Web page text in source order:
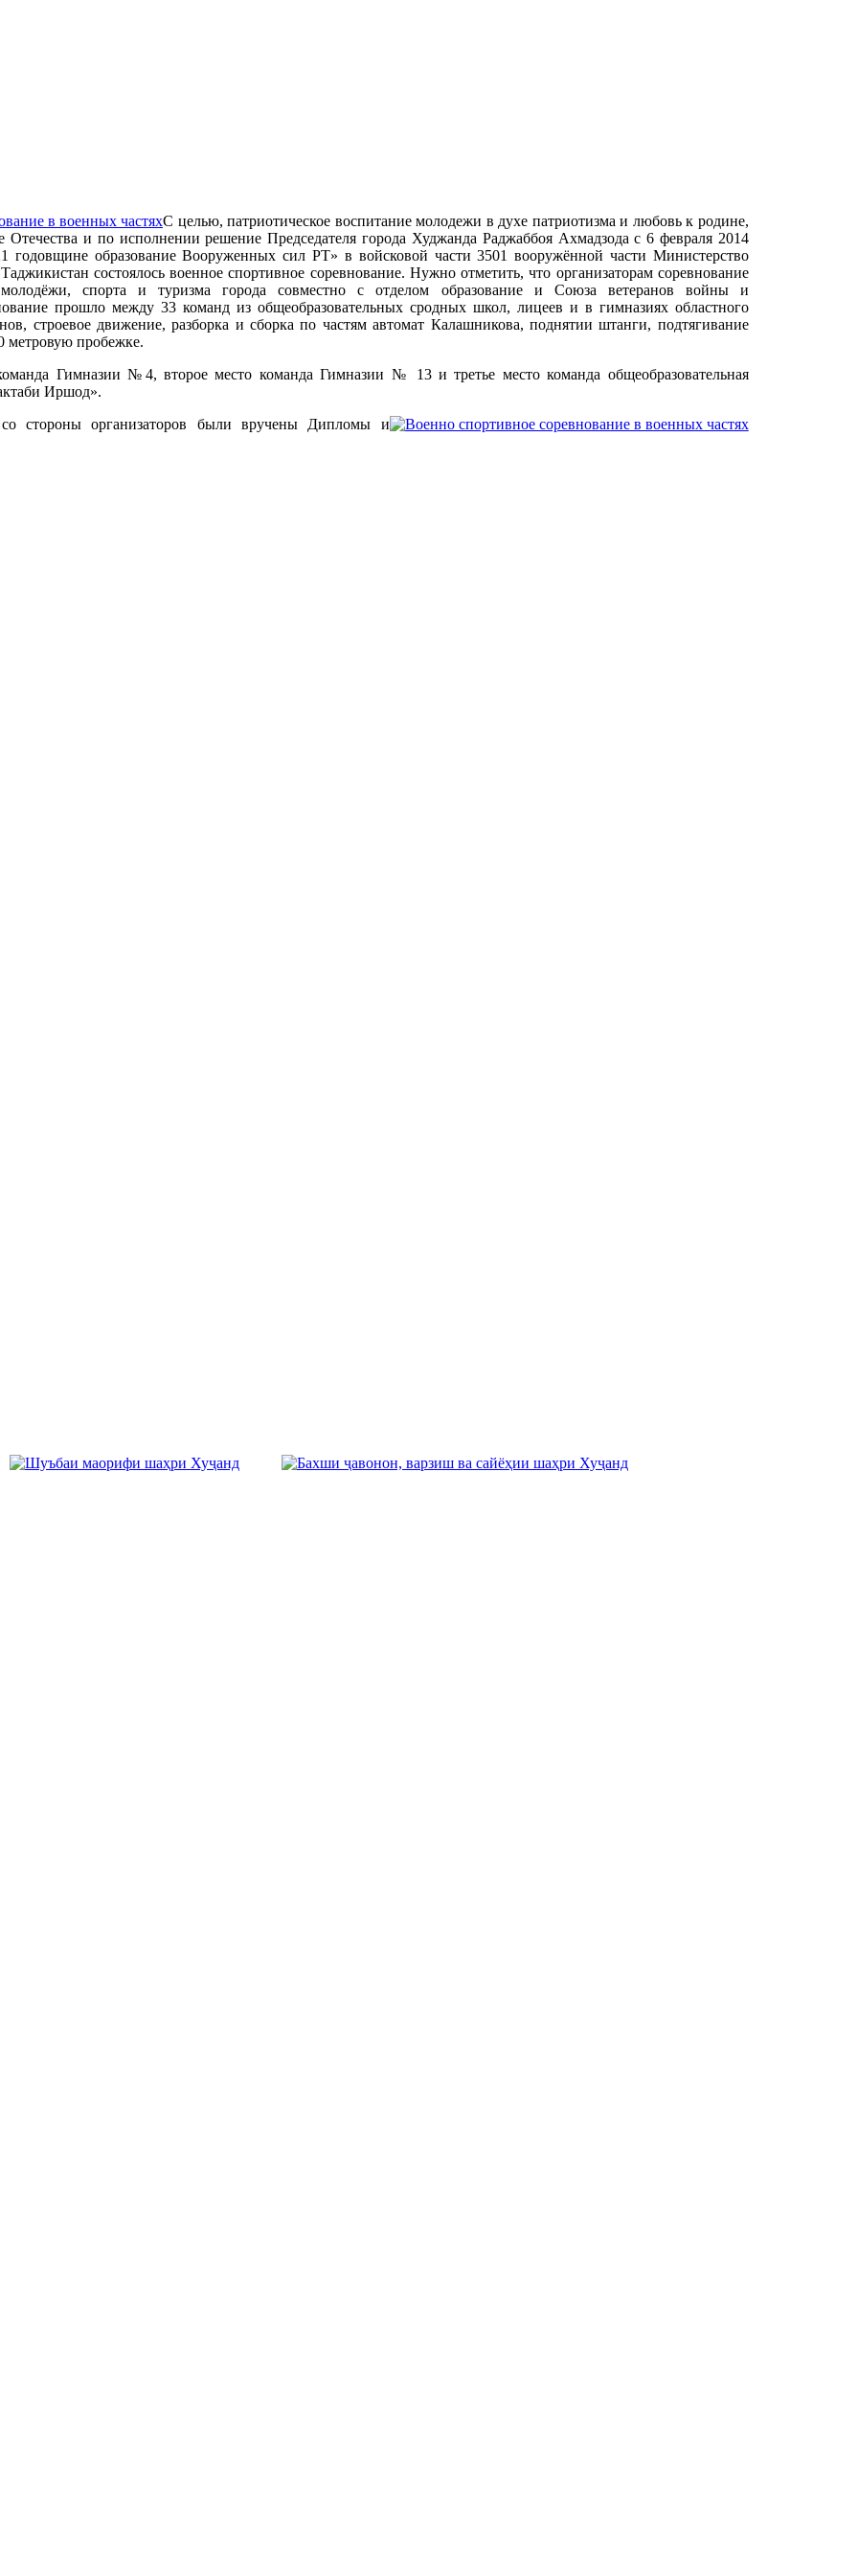
С целью, патриотическое воспитание молодежи в духе патриотизма и любовь к родине,
Отечества и по исполнении решение Председателя города Худжанда Раджаббоя Ахмадзода с 6 февраля 2014
образование Вооруженных сил РТ» в войсковой части 3501 вооружённой части Министерство
состоялось военное спортивное соревнование. Нужно отметить, что организаторам соревнование
спорта и туризма города совместно с отделом образование и Союза ветеранов войны и
прошло между 33 команд из общеобразовательных сродных школ, лицеев и в гимназиях областного
строевое движение, разборка и сборка по частям автомат Калашникова, поднятии штанги, подтягивание
метровую пробежке.
Гимназии №4, второе место команда Гимназии № 13 и третье место команда общеобразовательная
Иршод».
со стороны организаторов были вручены Дипломы и